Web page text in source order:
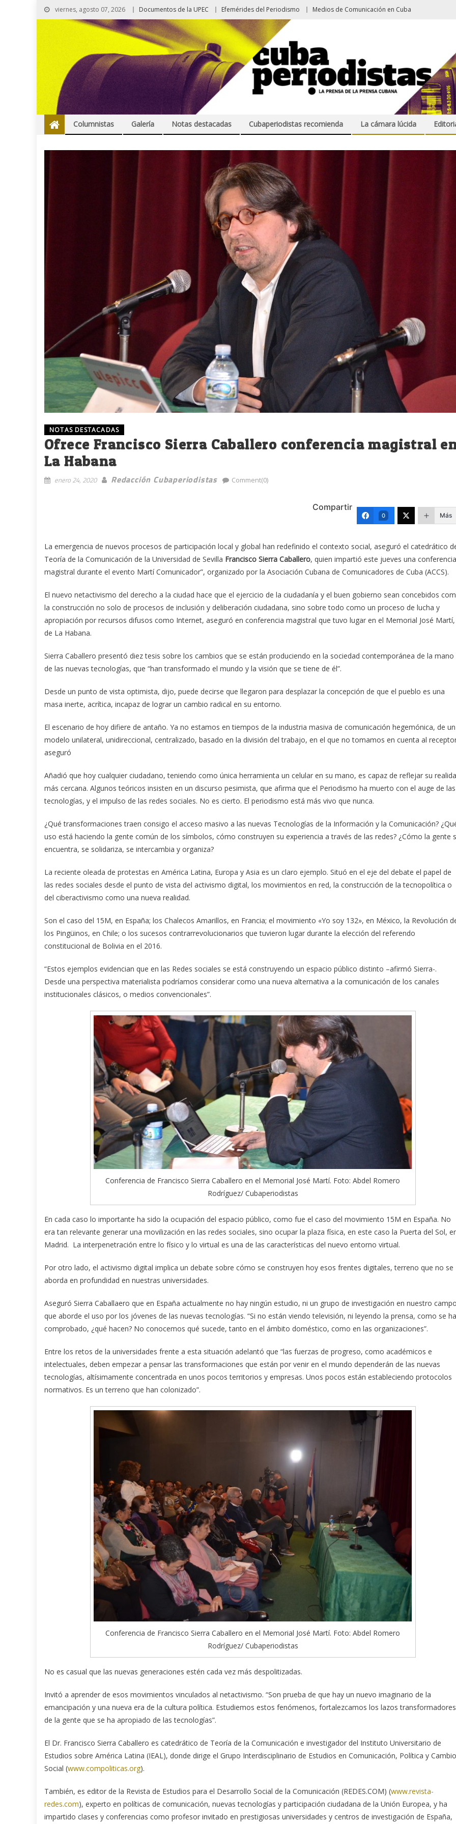
viernes, agosto 07, 2026 Documentos de la UPEC Efemérides del Periodismo Medios de Comunicación en Cuba
Columnistas Galería Notas destacadas Cubaperiodistas recomienda La cámara lúcida
NOTAS DESTACADAS
Ofrece Francisco Sierra Caballero conferencia magistral
La Habana
enero 24, 2020 Redacción Cubaperiodistas Comment(0)
Compartir
0 Más
La emergencia de nuevos procesos de participación local y global han redefinido el contexto social, aseguró el catedrático
Teoría de la Comunicación de la Universidad de Sevilla Francisco Sierra Caballero, quien impartió este jueves una conferencia
magistral durante el evento Martí Comunicador”, organizado por la Asociación Cubana de Comunicadores de Cuba (ACCS).
El nuevo netactivismo del derecho a la ciudad hace que el ejercicio de la ciudadanía y el buen gobierno sean concebidos
la construcción no solo de procesos de inclusión y deliberación ciudadana, sino sobre todo como un proceso de lucha y
apropiación por recursos difusos como Internet, aseguró en conferencia magistral que tuvo lugar en el Memorial José Martí,
de La Habana.
Sierra Caballero presentó diez tesis sobre los cambios que se están produciendo en la sociedad contemporánea de la mano
de las nuevas tecnologías, que “han transformado el mundo y la visión que se tiene de él”.
Desde un punto de vista optimista, dijo, puede decirse que llegaron para desplazar la concepción de que el pueblo es una
masa inerte, acrítica, incapaz de lograr un cambio radical en su entorno.
El escenario de hoy difiere de antaño. Ya no estamos en tiempos de la industria masiva de comunicación hegemónica, de un
modelo unilateral, unidireccional, centralizado, basado en la división del trabajo, en el que no tomamos en cuenta al
aseguró
Añadió que hoy cualquier ciudadano, teniendo como única herramienta un celular en su mano, es capaz de reflejar su
más cercana. Algunos teóricos insisten en un discurso pesimista, que afirma que el Periodismo ha muerto con el auge de las
tecnologías, y el impulso de las redes sociales. No es cierto. El periodismo está más vivo que nunca.
¿Qué transformaciones traen consigo el acceso masivo a las nuevas Tecnologías de la Información y la Comunicación?
uso está haciendo la gente común de los símbolos, cómo construyen su experiencia a través de las redes? ¿Cómo la gente
encuentra, se solidariza, se intercambia y organiza?
La reciente oleada de protestas en América Latina, Europa y Asia es un claro ejemplo. Situó en el eje del debate el papel de
las redes sociales desde el punto de vista del activismo digital, los movimientos en red, la construcción de la tecnopolítica o
del ciberactivismo como una nueva realidad.
Son el caso del 15M, en España; los Chalecos Amarillos, en Francia; el movimiento «Yo soy 132», en México, la Revolución
los Pingüinos, en Chile; o los sucesos contrarrevolucionarios que tuvieron lugar durante la elección del referendo
constitucional de Bolivia en el 2016.
“Estos ejemplos evidencian que en las Redes sociales se está construyendo un espacio público distinto –afirmó Sierra-.
Desde una perspectiva materialista podríamos considerar como una nueva alternativa a la comunicación de los canales
institucionales clásicos, o medios convencionales”.
Conferencia de Francisco Sierra Caballero en el Memorial José Martí. Foto: Abdel Romero
Rodríguez/ Cubaperiodistas
En cada caso lo importante ha sido la ocupación del espacio público, como fue el caso del movimiento 15M en España. No
era tan relevante generar una movilización en las redes sociales, sino ocupar la plaza física, en este caso la Puerta del Sol,
Madrid. La interpenetración entre lo físico y lo virtual es una de las características del nuevo entorno virtual.
Por otro lado, el activismo digital implica un debate sobre cómo se construyen hoy esos frentes digitales, terreno que no se
aborda en profundidad en nuestras universidades.
Aseguró Sierra Caballaero que en España actualmente no hay ningún estudio, ni un grupo de investigación en nuestro
que aborde el uso por los jóvenes de las nuevas tecnologías. “Si no están viendo televisión, ni leyendo la prensa, como se ha
comprobado, ¿qué hacen? No conocemos qué sucede, tanto en el ámbito doméstico, como en las organizaciones”.
Entre los retos de la universidades frente a esta situación adelantó que “las fuerzas de progreso, como académicos e
intelectuales, deben empezar a pensar las transformaciones que están por venir en el mundo dependerán de las nuevas
tecnologías, altísimamente concentrada en unos pocos territorios y empresas. Unos pocos están estableciendo protocolos
normativos. Es un terreno que han colonizado”.
Conferencia de Francisco Sierra Caballero en el Memorial José Martí. Foto: Abdel Romero
Rodríguez/ Cubaperiodistas
No es casual que las nuevas generaciones estén cada vez más despolitizadas.
Invitó a aprender de esos movimientos vinculados al netactivismo. “Son prueba de que hay un nuevo imaginario de la
emancipación y una nueva era de la cultura política. Estudiemos estos fenómenos, fortalezcamos los lazos transformadores
de la gente que se ha apropiado de las tecnologías”.
El Dr. Francisco Sierra Caballero es catedrático de Teoría de la Comunicación e investigador del Instituto Universitario de
Estudios sobre América Latina (IEAL), donde dirige el Grupo Interdisciplinario de Estudios en Comunicación, Política y Cambio
Social (www.compoliticas.org).
También, es editor de la Revista de Estudios para el Desarrollo Social de la Comunicación (REDES.COM) (www.revista-
redes.com), experto en políticas de comunicación, nuevas tecnologías y participación ciudadana de la Unión Europea, y ha
impartido clases y conferencias como profesor invitado en prestigiosas universidades y centros de investigación de España,